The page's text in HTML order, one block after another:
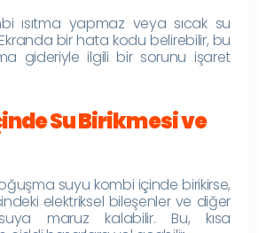
ısıtma yapmaz veya sıcak su
bir hata kodu belirebilir, bu
gideriyle ilgili bir sorunu işaret
Su Birikmesi ve
suyu kombi içinde birikirse,
elektriksel bileşenler ve diğer
maruz kalabilir. Bu, kısa